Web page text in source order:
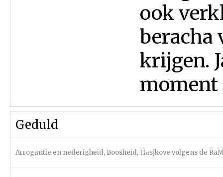
ook
beracha
krijgen.
moment
Geduld
Arrogantie en nederigheid, Boosheid, Hasjkove volgens de